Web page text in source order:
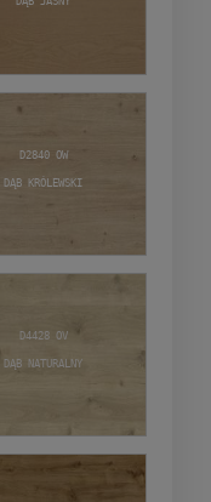
Dąb Królewski
D2840 OW
Dąb Naturalny
D4428 OV